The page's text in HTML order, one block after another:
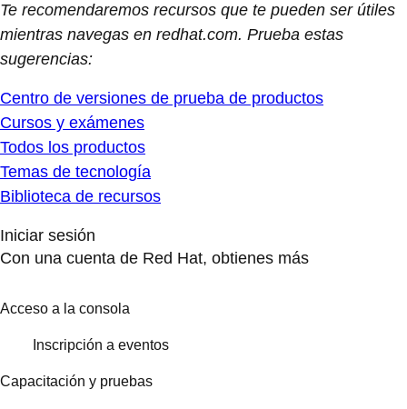
Te recomendaremos recursos que te pueden ser útiles
mientras navegas en redhat.com. Prueba estas
sugerencias:
Centro de versiones de prueba de productos
Cursos y exámenes
Todos los productos
Temas de tecnología
Biblioteca de recursos
Iniciar sesión
Con una cuenta de Red Hat, obtienes más
Acceso a la consola
Inscripción a eventos
Capacitación y pruebas